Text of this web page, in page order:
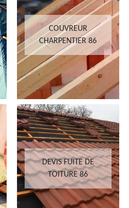
COUVREUR
CHARPENTIER 86
DEVIS FUITE DE
TOITURE 86